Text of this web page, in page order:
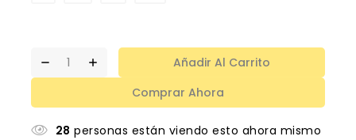
Añadir Al Carrito
Comprar Ahora
28 personas están viendo esto ahora mismo